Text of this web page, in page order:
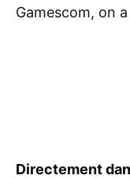
Gamescom, on
Directement